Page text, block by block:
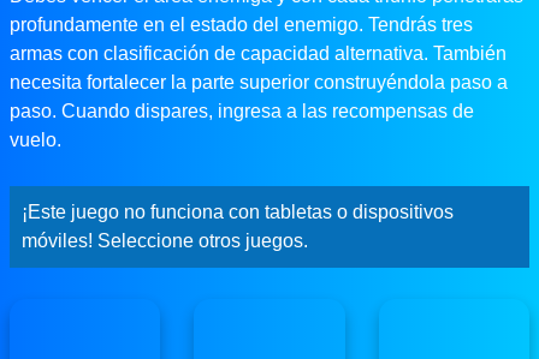
profundamente en el estado del enemigo. Tendrás tres
armas con clasificación de capacidad alternativa. También
necesita fortalecer la parte superior construyéndola paso a
paso. Cuando dispares, ingresa a las recompensas de
vuelo.
¡Este juego no funciona con tabletas o dispositivos
móviles! Seleccione otros juegos.